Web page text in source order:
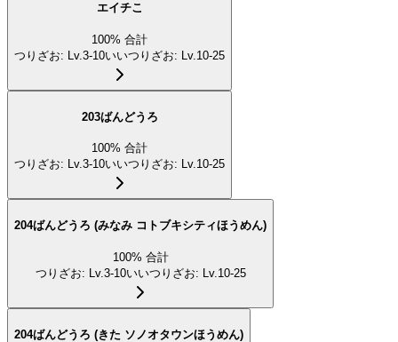
エイチこ
100% 合計
つりざお: Lv.3-10いいつりざお: Lv.10-25
203ばんどうろ
100% 合計
つりざお: Lv.3-10いいつりざお: Lv.10-25
204ばんどうろ (みなみ コトブキシティほうめん)
100% 合計
つりざお: Lv.3-10いいつりざお: Lv.10-25
204ばんどうろ (きた ソノオタウンほうめん)